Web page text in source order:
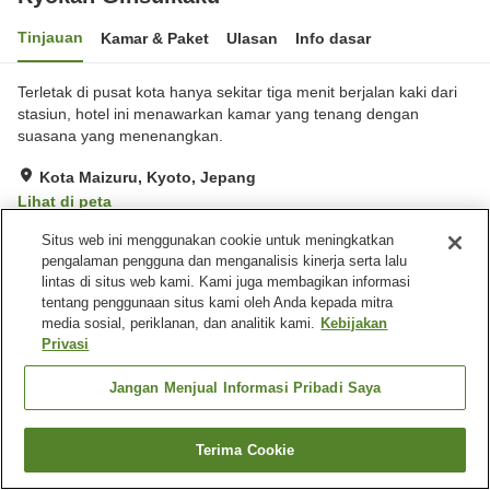
Tinjauan Kamar & Paket Ulasan Info dasar
Terletak di pusat kota hanya sekitar tiga menit berjalan kaki dari
stasiun, hotel ini menawarkan kamar yang tenang dengan
suasana yang menenangkan.
Kota Maizuru, Kyoto, Jepang
Lihat di peta
Sangat baik Ulasan: 4
Fasilitas properti
Tempat parkir
Mesin penjual otomatis
Laundry berbayar
Beranda Jepang Kyoto Kota Maizuru Ryokan Ginsuikaku
Cari kamar
Situs web ini menggunakan cookie untuk meningkatkan
pengalaman pengguna dan menganalisis kinerja serta lalu
lintas di situs web kami. Kami juga membagikan informasi
tentang penggunaan situs kami oleh Anda kepada mitra
media sosial, periklanan, dan analitik kami. Kebijakan
Privasi
Jangan Menjual Informasi Pribadi Saya
Terima Cookie